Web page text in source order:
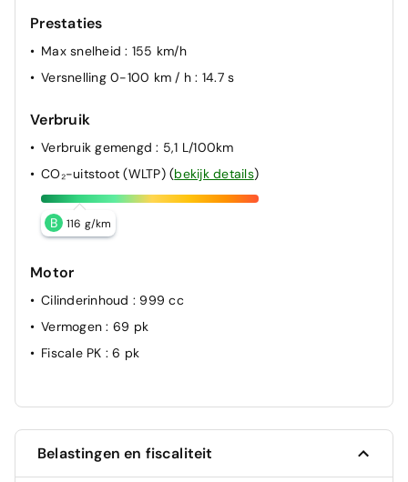
Prestaties
Max snelheid: 155 km/h
Versnelling 0-100 km / h: 14.7 s
Verbruik
Verbruik gemengd: 5,1 L/100km
CO₂-uitstoot (WLTP) (bekijk details)
B 116 g/km
Motor
Cilinderinhoud : 999 cc
Vermogen: 69 pk
Fiscale PK : 6 pk
Belastingen en fiscaliteit